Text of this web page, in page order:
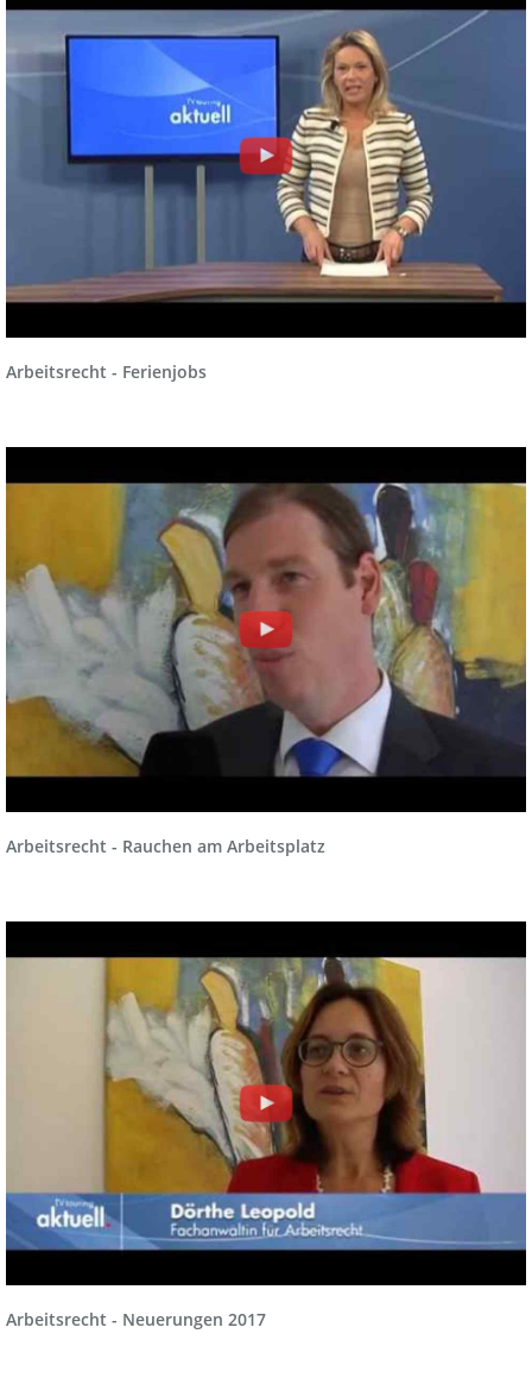
Arbeitsrecht - Ferienjobs
Arbeitsrecht - Rauchen am Arbeitsplatz
Arbeitsrecht - Neuerungen 2017